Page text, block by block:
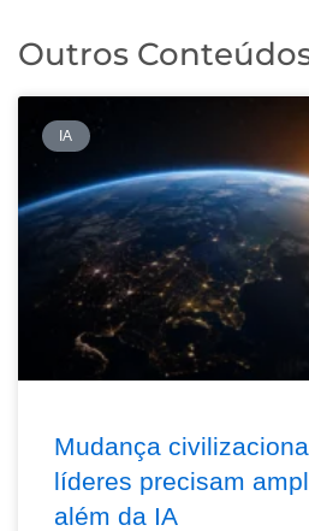
Outros
IA
Mudança
líderes precisam
além da IA